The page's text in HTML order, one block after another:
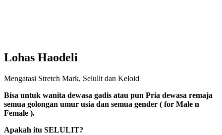
Lohas Haodeli
Mengatasi Stretch Mark, Selulit dan Keloid
Bisa untuk wanita dewasa gadis atau pun Pria dewasa remaja
semua golongan umur usia dan semua gender ( for Male n
Female ).
Apakah itu SELULIT?